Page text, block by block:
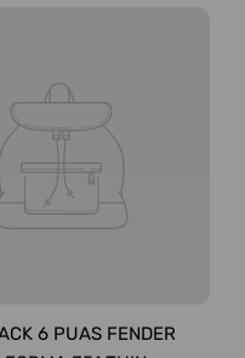
6 PUAS FENDER